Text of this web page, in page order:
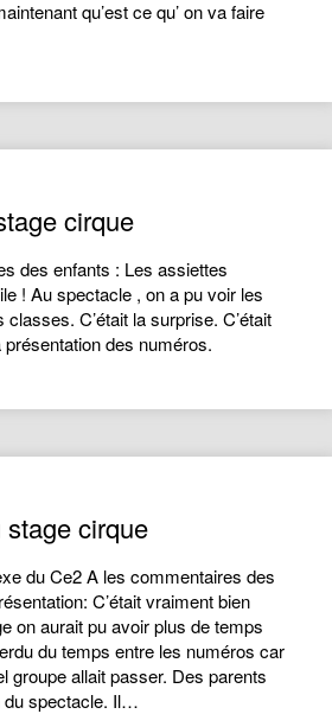
qu’est ce qu’ on va faire
cirque
des enfants : Les assiettes
! Au spectacle , on a pu voir les
C’était la surprise. C’était
présentation des numéros.
cirque
du Ce2 A les commentaires des
C’était vraiment bien
on aurait pu avoir plus de temps
du temps entre les numéros car
groupe allait passer. Des parents
du spectacle. Il…